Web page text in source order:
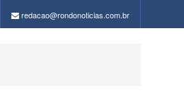
redacao@rondonoticias.com.br